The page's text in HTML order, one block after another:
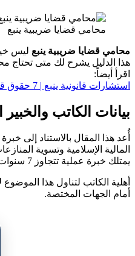
محامي قضايا ضريبية ينبع
محامي قضايا ضريبية ينبع ليس
هذا الدليل يشرح لك متى تحتاج
اقرأ أيضاً:
استشارات قانونية ينبع | 7 حقوق قد تخسرها دون استشارة
بيانات الكاتب والخبير
أُعد هذا المقال بالاستناد إلى
المالية الإسلامية وتسوية
يمتلك خبرة عملية تتجاوز 7 سنوات في المحاماة والاستشارات القانونية، مع اهتمام خاص بالعقود، المنازعات، التوثيق، والتحقق النظامي من الوثائق والمعاملات.
أهلية الكاتب لتناول هذا
أمام الجهات المختصة.